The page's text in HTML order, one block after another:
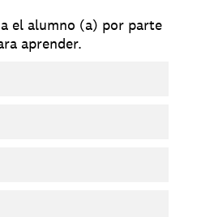
el alumno (a) por parte
aprender.